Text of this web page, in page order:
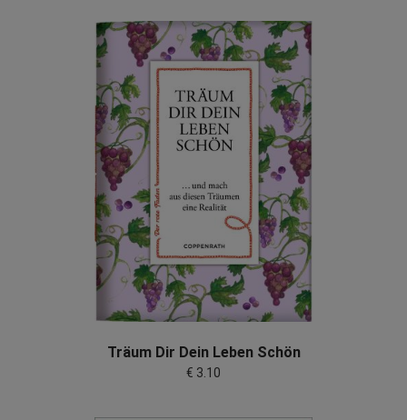
Träum Dir Dein Leben Schön
€ 3.10